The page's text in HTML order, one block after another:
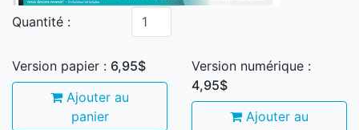
Quantité :
Version papier : 6,95$
Ajouter au
panier
Version numérique :
4,95$
Ajouter au